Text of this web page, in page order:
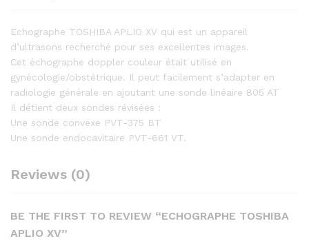
Echographe TOSHIBA APLIO XV qui est un appareil
d’ultrasons recherché pour ses excellentes images.
Cet échographe doppler couleur était utilisé en
gynécologie/obstétrique. Il peut facilement s’adapter en
radiologie générale en ajoutant une sonde linéaire 805 AT
Il détient deux sondes révisées :
Une sonde convexe PVT-375 BT
Une sonde endocavitaire PVT-661 VT.
Reviews (0)
BE THE FIRST TO REVIEW “ECHOGRAPHE TOSHIBA
APLIO XV”